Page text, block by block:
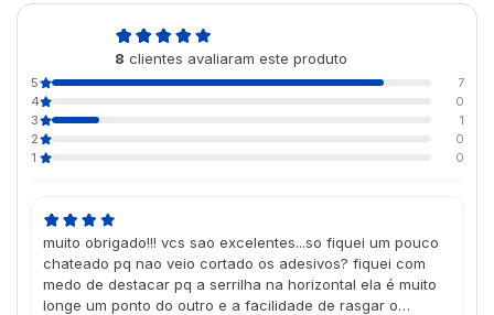
8 clientes avaliaram este produto
5
7
4
0
3
1
2
0
1
0
muito obrigado!!! vcs sao excelentes...so fiquei um pouco
chateado pq nao veio cortado os adesivos? fiquei com
medo de destacar pq a serrilha na horizontal ela é muito
longe um ponto do outro e a facilidade de rasgar o